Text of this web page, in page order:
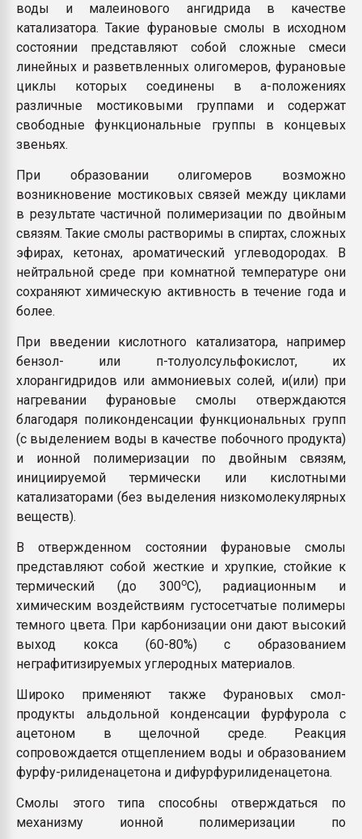
воды и малеинового ангидрида в качестве
катализатора. Такие фурановые смолы в исходном
состоянии представляют собой сложные смеси
линейных и разветвленных олигомеров, фурановые
циклы которых соединены в a-положениях
различные мостиковыми группами и содержат
свободные функциональные группы в концевых
звеньях.
При образовании олигомеров возможно
возникновение мостиковых связей между циклами
в результате частичной полимеризации по двойным
связям. Такие смолы растворимы в спиртах, сложных
эфирах, кетонах, ароматический углеводородах. В
нейтральной среде при комнатной температуре они
сохраняют химическую активность в течение года и
более.
При введении кислотного катализатора, например
бензол- или п-толуолсульфокислот, их
хлорангидридов или аммониевых солей, и(или) при
нагревании фурановые смолы отверждаются
благодаря поликонденсации функциональных групп
(с выделением воды в качестве побочного продукта)
и ионной полимеризации по двойным связям,
инициируемой термически или кислотными
катализаторами (без выделения низкомолекулярных
веществ).
В отвержденном состоянии фурановые смолы
представляют собой жесткие и хрупкие, стойкие к
термический (до 300оC), радиационным и
химическим воздействиям густосетчатые полимеры
темного цвета. При карбонизации они дают высокий
выход кокса (60-80%) с образованием
неграфитизируемых углеродных материалов.
Широко применяют также Фурановых смол-
продукты альдольной конденсации фурфурола с
ацетоном в щелочной среде. Реакция
сопровождается отщеплением воды и образованием
фурфу-рилиденацетона и дифурфурилиденацетона.
Смолы этого типа способны отверждаться по
механизму ионной полимеризации по